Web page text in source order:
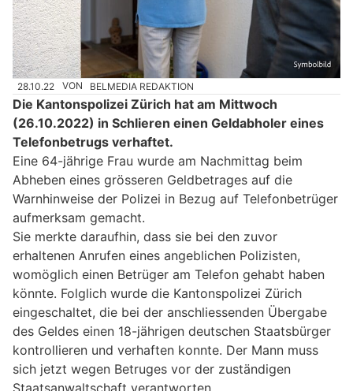
28.10.22 VON BELMEDIA REDAKTION
Die Kantonspolizei Zürich hat am Mittwoch
(26.10.2022) in Schlieren einen Geldabholer eines
Telefonbetrugs verhaftet.
Eine 64-jährige Frau wurde am Nachmittag beim
Abheben eines grösseren Geldbetrages auf die
Warnhinweise der Polizei in Bezug auf Telefonbetrüger
aufmerksam gemacht.
Sie merkte daraufhin, dass sie bei den zuvor
erhaltenen Anrufen eines angeblichen Polizisten,
womöglich einen Betrüger am Telefon gehabt haben
könnte. Folglich wurde die Kantonspolizei Zürich
eingeschaltet, die bei der anschliessenden Übergabe
des Geldes einen 18-jährigen deutschen Staatsbürger
kontrollieren und verhaften konnte. Der Mann muss
sich jetzt wegen Betruges vor der zuständigen
Staatsanwaltschaft verantworten.